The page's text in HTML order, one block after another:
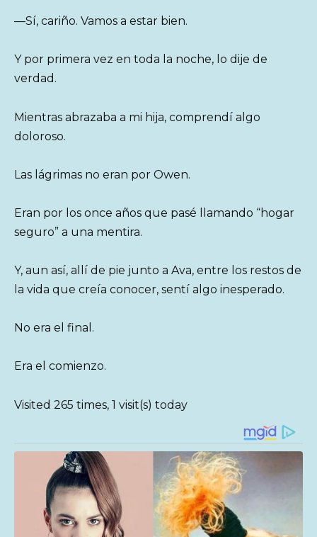
—Sí, cariño. Vamos a estar bien.
Y por primera vez en toda la noche, lo dije de
verdad.
Mientras abrazaba a mi hija, comprendí algo
doloroso.
Las lágrimas no eran por Owen.
Eran por los once años que pasé llamando “hogar
seguro” a una mentira.
Y, aun así, allí de pie junto a Ava, entre los restos de
la vida que creía conocer, sentí algo inesperado.
No era el final.
Era el comienzo.
Visited 265 times, 1 visit(s) today